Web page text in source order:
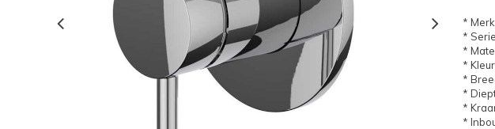
*
*
*
*
*
*
*
*